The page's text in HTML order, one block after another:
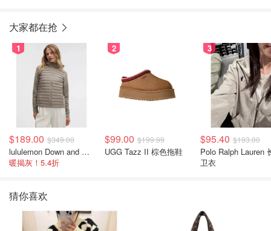
大家都在抢
1
$189.00 $349.00
lululemon Down and Around 羽绒夹克
暖揭灰！5.4折
2
$99.00 $199.99
UGG Tazz II 棕色拖鞋
3
$95.40 $193.00
Polo Ralph Lauren
卫衣
猜你喜欢